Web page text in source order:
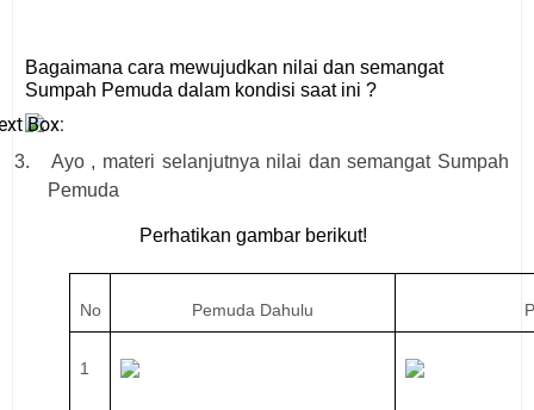
Bagaimana cara mewujudkan nilai dan semangat
Sumpah Pemuda dalam kondisi saat ini ?
3. Ayo , materi selanjutnya nilai dansemangat Sumpah
Pemuda
Perhatikan gambar berikut!
No Pemuda Dahulu
1